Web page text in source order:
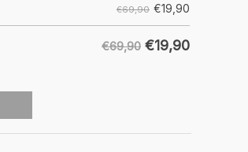
€69,90 €19,90
€69,90 €19,90